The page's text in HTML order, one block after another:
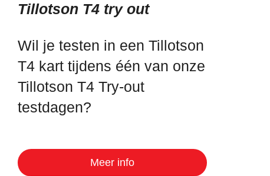
Tillotson T4 try out
Wil je testen in een Tillotson
T4 kart tijdens één van onze
Tillotson T4 Try-out
testdagen?
Meer info